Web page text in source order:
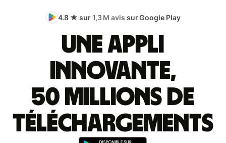
4.8 ★ sur1,3 M avis sur Google Play
Une appli
innovante,
50 millions de
téléchargements